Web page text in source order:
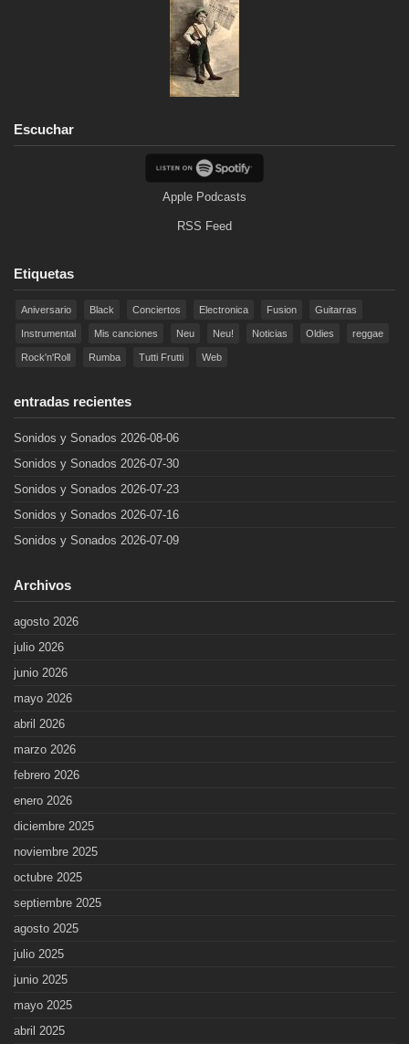
Escuchar
Apple Podcasts
RSS Feed
Etiquetas
Aniversario Black Conciertos Electronica Fusion Guitarras
Instrumental Mis canciones Neu Neu! Noticias Oldies reggae
Rock'n'Roll Rumba Tutti Frutti Web
entradas recientes
Sonidos y Sonados 2026-08-06
Sonidos y Sonados 2026-07-30
Sonidos y Sonados 2026-07-23
Sonidos y Sonados 2026-07-16
Sonidos y Sonados 2026-07-09
Archivos
agosto 2026
julio 2026
junio 2026
mayo 2026
abril 2026
marzo 2026
febrero 2026
enero 2026
diciembre 2025
noviembre 2025
octubre 2025
septiembre 2025
agosto 2025
julio 2025
junio 2025
mayo 2025
abril 2025